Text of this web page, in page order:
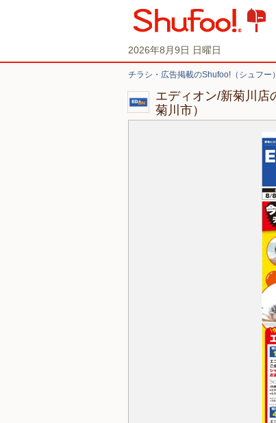
2026年8月9日 日曜日
チラシ・広告掲載のShufoo!（シュフー）
エディオン/新菊川店
菊川市）